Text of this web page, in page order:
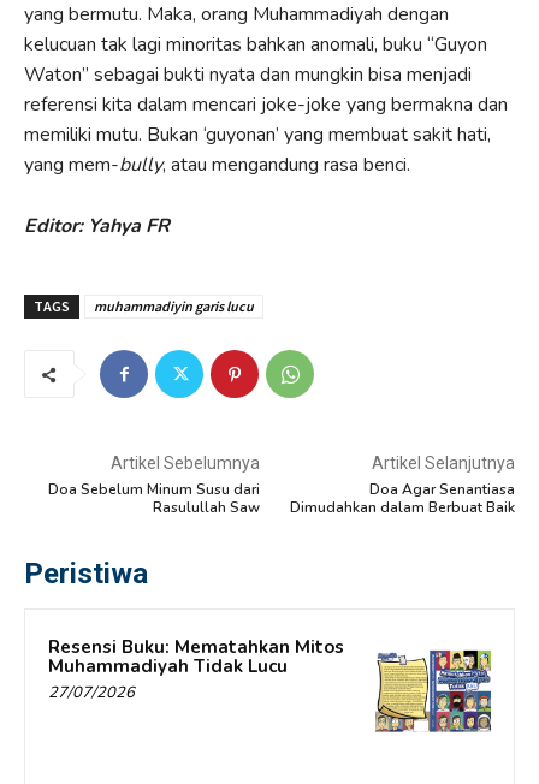
yang bermutu. Maka, orang Muhammadiyah dengan
kelucuan tak lagi minoritas bahkan anomali, buku “Guyon
Waton” sebagai bukti nyata dan mungkin bisa menjadi
referensi kita dalam mencari joke-joke yang bermakna dan
memiliki mutu. Bukan ‘guyonan’ yang membuat sakit hati,
yang mem-bully, atau mengandung rasa benci.
Editor: Yahya FR
TAGS muhammadiyin garis lucu
Artikel Sebelumnya
Doa Sebelum Minum Susu dari
Rasulullah Saw
Artikel Selanjutnya
Doa Agar Senantiasa
Dimudahkan dalam Berbuat Baik
Peristiwa
Resensi Buku: Mematahkan Mitos
Muhammadiyah Tidak Lucu
27/07/2026